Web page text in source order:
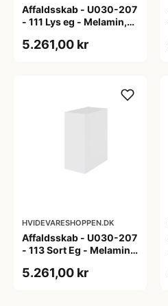
Affaldsskab - U030-207
- 111 Lys eg - Melamin,
5.261,00 kr
HVIDEVARESHOPPEN.DK
Affaldsskab - U030-207
- 113 Sort Eg - Melamin,
5.261,00 kr